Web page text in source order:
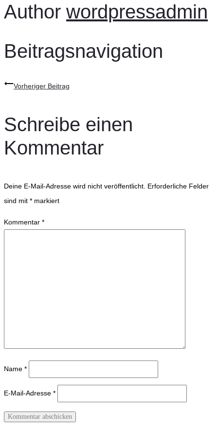
Author wordpressadmin
Beitragsnavigation
Vorheriger Beitrag
Schreibe einen
Kommentar
Deine E-Mail-Adresse wird nicht veröffentlicht. Erforderliche Felder
sind mit * markiert
Kommentar *
Name *
E-Mail-Adresse *